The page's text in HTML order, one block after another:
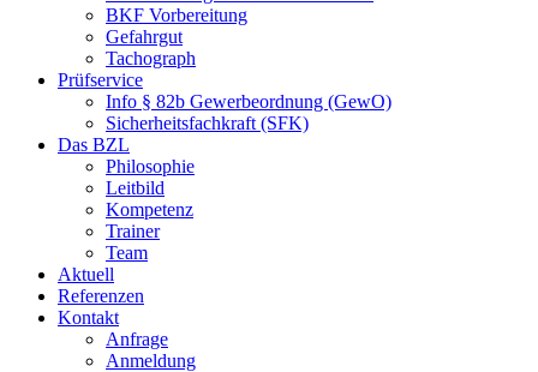
BKF Vorbereitung
Gefahrgut
Tachograph
Prüfservice
Info § 82b Gewerbeordnung (GewO)
Sicherheitsfachkraft (SFK)
Das BZL
Philosophie
Leitbild
Kompetenz
Trainer
Team
Aktuell
Referenzen
Kontakt
Anfrage
Anmeldung